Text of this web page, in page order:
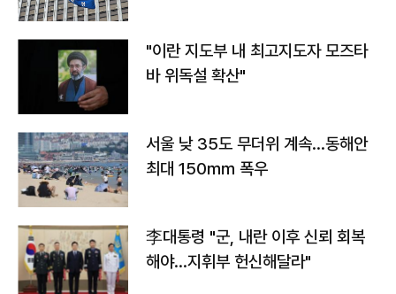
"이란 지도부 내 최고지도자 모즈타
바 위독설 확산"
서울 낮 35도 무더위 계속…동해안
최대 150㎜ 폭우
李대통령 "군, 내란 이후 신뢰 회복
해야…지휘부 헌신해달라"